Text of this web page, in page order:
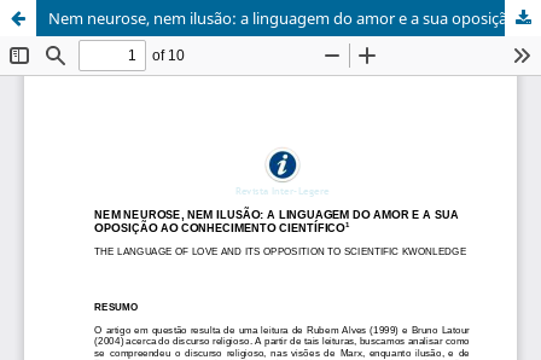
Nem neurose, nem ilusão: a linguagem do amor e a sua oposição ao conhecimento científico